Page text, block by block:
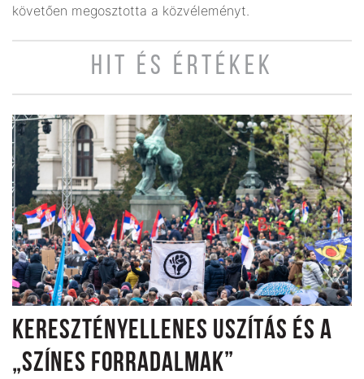
követően megosztotta a közvéleményt.
HIT ÉS ÉRTÉKEK
KERESZTÉNYELLENES USZÍTÁS ÉS A
„SZÍNES FORRADALMAK”